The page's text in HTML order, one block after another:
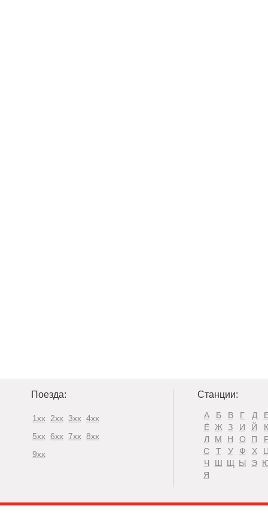
Поезда:
1xx 2xx 3xx 4xx
5xx 6xx 7xx 8xx
9xx
Станции:
А Б В Г Д
Ё
Ж З И Й
К
Л
М Н О П
С
Т У Ф Х
Ч
Ш Щ Ы Э
Я